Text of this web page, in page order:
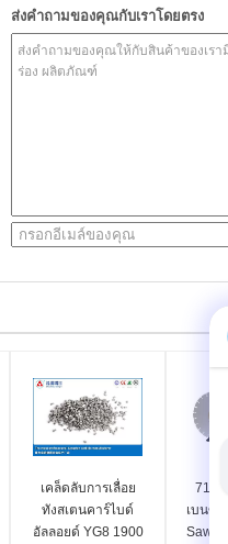
ส่งคำถามของคุณกับเราโดยตรง
เคล็ดลับการเลื่อย
ทังสเตนคาร์ไบด์
อัลลอยด์ YG8 1900
เบนซิน
Saw ถ